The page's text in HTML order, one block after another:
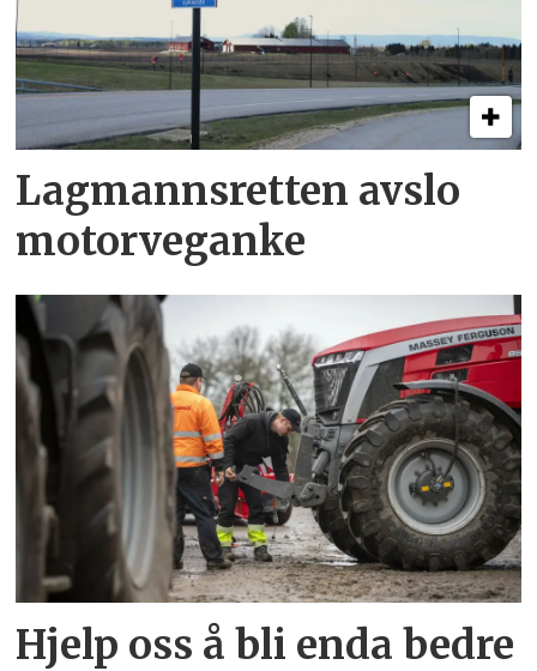
Lagmannsretten avslo
motorveganke
Hjelp oss å bli enda bedre